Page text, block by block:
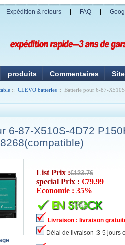
Expédition & retours FAQ
produits Commentaires
:: CLEVO batteries :: Batterie pour 6-87-
6-87-X510S-4D72
List Prix :€123.76
special Prix : €79.99
Economie : 35%
Livraison : livraison
Délai de livraison :3-5 jours